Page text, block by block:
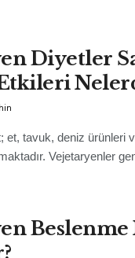
Diyetler
et, tavuk, deniz ürünleri
Vejetaryenler
Beslenme